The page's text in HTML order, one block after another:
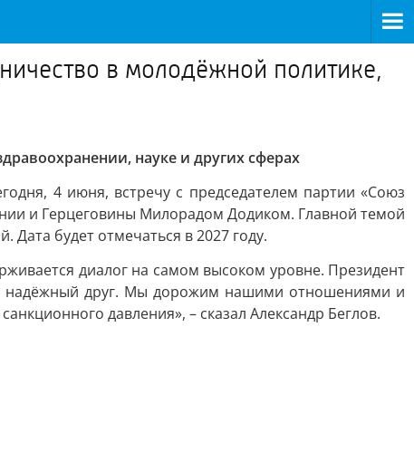
в молодёжной политике,
науке и других сферах
4 июня, встречу с председателем партии «Союз
и Герцеговины Милорадом Додиком. Главной темой
Дата будет отмечаться в 2027 году.
диалог на самом высоком уровне. Президент
и надёжный друг. Мы дорожим нашими отношениями и
давления», – сказал Александр Беглов.